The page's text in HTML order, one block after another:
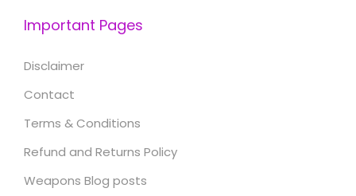
Important Pages
Disclaimer
Contact
Terms & Conditions
Refund and Returns Policy
Weapons Blog posts